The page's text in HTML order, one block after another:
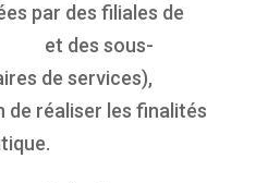
par des filiales de
et des sous-
de services),
de réaliser les finalités